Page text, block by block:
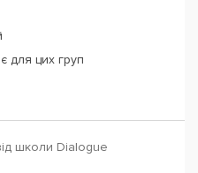
для цих груп
школи Dialogue